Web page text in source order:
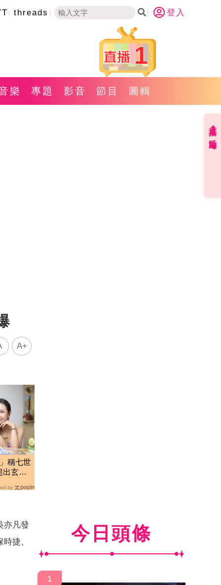
threads 登入
1
樂 專題 影音 節目 圖輯
A+
稱七世
出玄學
by
亦凡發
捷、
今日頭條
1
直播✦活動